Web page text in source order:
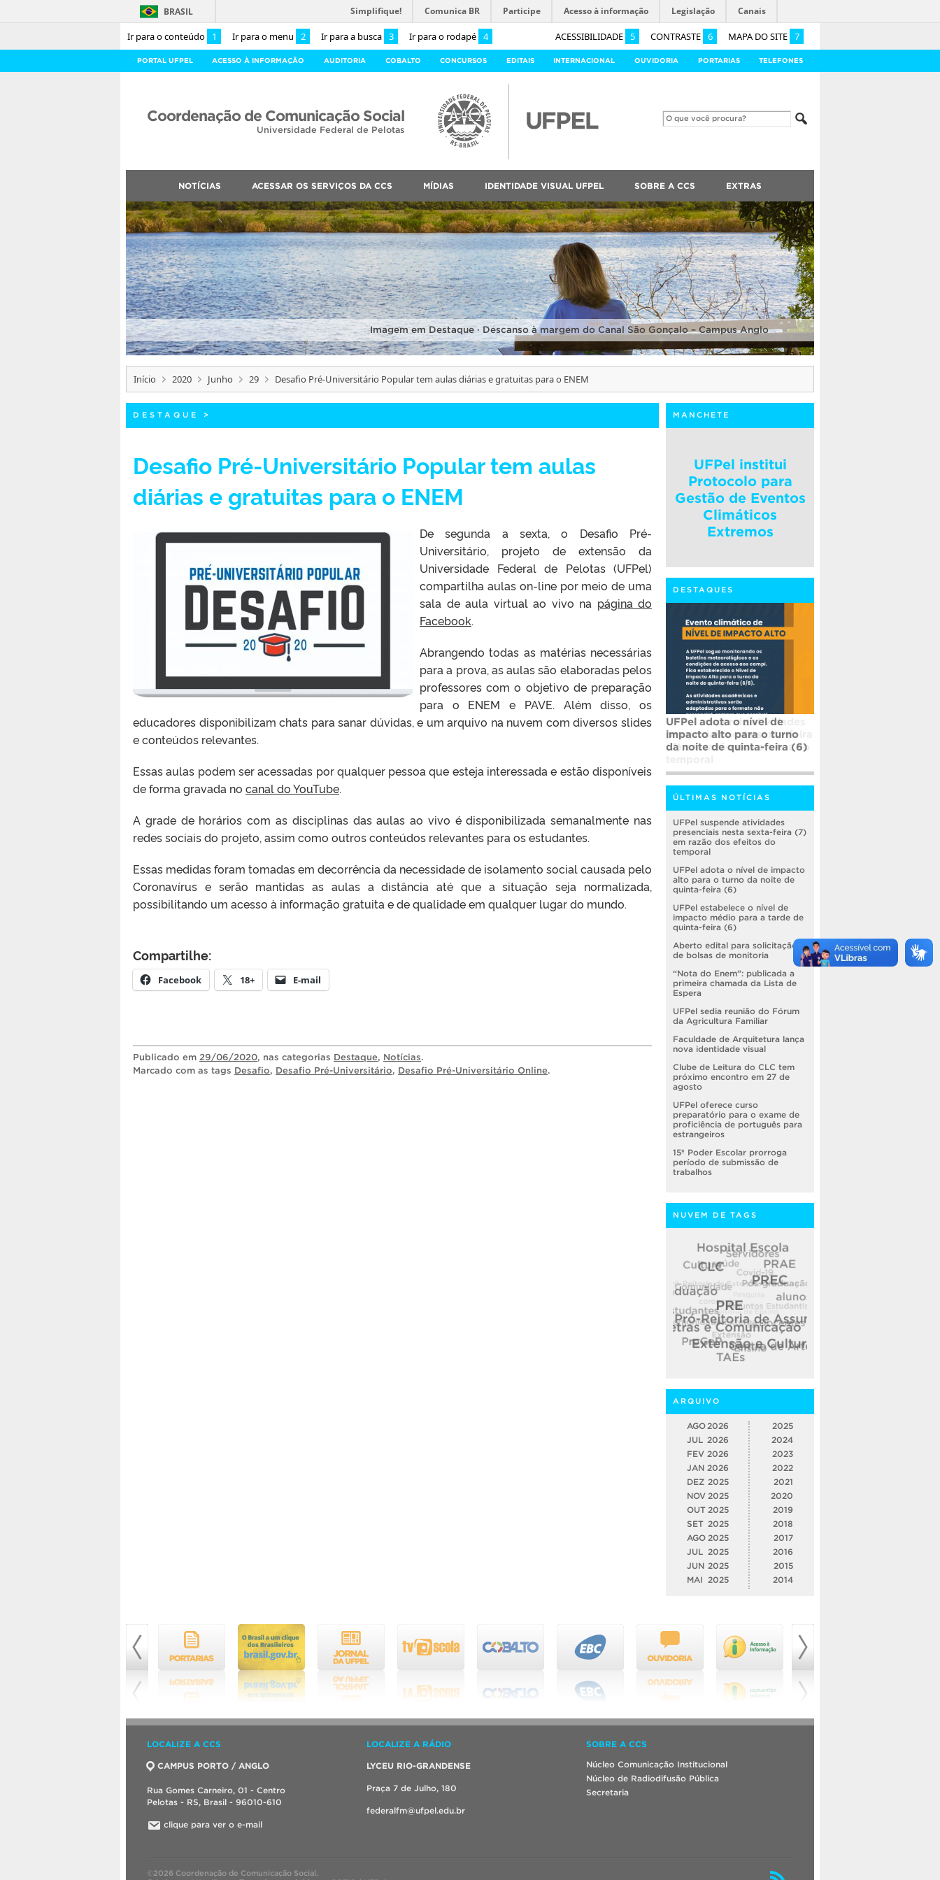
Ir para o conteúdo 1 Ir para o menu 2 Ir para a busca 3 Ir para o rodapé 4 ACESSIBILIDADE 5 CONTRASTE 6 MAPA DO SITE 7
BRASIL Simplifique! Comunica BR Participe Acesso à informação Legislação Canais
PORTAL UFPEL ACESSO À INFORMAÇÃO AUDITORIA COBALTO CONCURSOS EDITAIS INTERNACIONAL OUVIDORIA PORTARIAS TELEFONES
Coordenação de Comunicação Social
Universidade Federal de Pelotas
NOTÍCIAS ACESSAR OS SERVIÇOS DA CCS MÍDIAS IDENTIDADE VISUAL UFPEL SOBRE A CCS EXTRAS
Imagem em Destaque · Descanso à margem do Canal São Gonçalo – Campus Anglo
Início 2020 Junho 29 Desafio Pré-Universitário Popular tem aulas diárias e gratuitas para o ENEM
DESTAQUE >
Desafio Pré-Universitário Popular tem aulas
diárias e gratuitas para o ENEM
De segunda a sexta, o Desafio Pré-
Universitário, projeto de extensão da
Universidade Federal de Pelotas (UFPel)
compartilha aulas on-line por meio de uma
sala de aula virtual ao vivo na página do
Facebook.
Abrangendo todas as matérias necessárias
para a prova, as aulas são elaboradas pelos
professores com o objetivo de preparação
para o ENEM e PAVE. Além disso, os
educadores disponibilizam chats para sanar dúvidas, e um arquivo na nuvem com diversos slides
e conteúdos relevantes.
Essas aulas podem ser acessadas por qualquer pessoa que esteja interessada e estão disponíveis
de forma gravada no canal do YouTube.
A grade de horários com as disciplinas das aulas ao vivo é disponibilizada semanalmente nas
redes sociais do projeto, assim como outros conteúdos relevantes para os estudantes.
Essas medidas foram tomadas em decorrência da necessidade de isolamento social causada pelo
Coronavírus e serão mantidas as aulas a distância até que a situação seja normalizada,
possibilitando um acesso à informação gratuita e de qualidade em qualquer lugar do mundo.
Compartilhe:
Facebook 18+ E-mail
Publicado em 29/06/2020, nas categorias Destaque, Notícias.
Marcado com as tags Desafio, Desafio Pré-Universitário, Desafio Pré-Universitário Online.
MANCHETE
UFPel institui
Protocolo para
Gestão de Eventos
Climáticos
Extremos
DESTAQUES
UFPel adota o nível de
impacto alto para o turno
da noite de quinta-feira (6)
ÚLTIMAS NOTÍCIAS
UFPel suspende atividades
presenciais nesta sexta-feira (7)
em razão dos efeitos do
temporal
UFPel adota o nível de impacto
alto para o turno da noite de
quinta-feira (6)
UFPel estabelece o nível de
impacto médio para a tarde de
quinta-feira (6)
Aberto edital para solicitação
de bolsas de monitoria
“Nota do Enem”: publicada a
primeira chamada da Lista de
Espera
UFPel sedia reunião do Fórum
da Agricultura Familiar
Faculdade de Arquitetura lança
nova identidade visual
Clube de Leitura do CLC tem
próximo encontro em 27 de
agosto
UFPel oferece curso
preparatório para o exame de
proficiência de português para
estrangeiros
15º Poder Escolar prorroga
período de submissão de
trabalhos
NUVEM DE TAGS
ARQUIVO
AGO 2026
JUL 2026
FEV 2026
JAN 2026
DEZ 2025
NOV 2025
OUT 2025
SET 2025
AGO 2025
JUL
2025
JUN 2025
MAI
2025
2025
2024
2023
2022
2021
2020
2019
2018
2017
2016
2015
2014
LOCALIZE A CCS
CAMPUS PORTO / ANGLO
Rua Gomes Carneiro, 01 - Centro
Pelotas - RS, Brasil - 96010-610
clique para ver o e-mail
LOCALIZE A RÁDIO
LYCEU RIO-GRANDENSE
Praça 7 de Julho, 180
federalfm@ufpel.edu.br
SOBRE A CCS
Núcleo Comunicação Institucional
Núcleo de Radiodifusão Pública
Secretaria
©2026 Coordenação de Comunicação Social.